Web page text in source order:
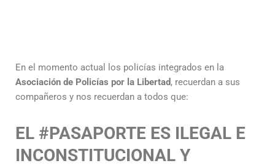
En el momento actual los policías integrados en la
Asociación de Policías por la Libertad, recuerdan a sus
compañeros y nos recuerdan a todos que:
EL #PASAPORTE ES ILEGAL E
INCONSTITUCIONAL Y